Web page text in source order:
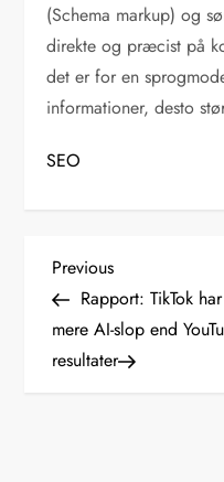
(Schema markup) og
direkte og præcist på
det er for en
informationer, desto
SEO
I
n
d
Previous
Post
Previous
Rapport: TikTok
mere AI-slop end
resultater